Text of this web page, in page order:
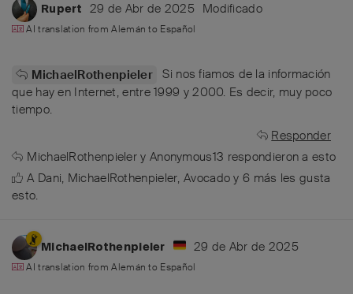
Rupert 29 de Abr de 2025 Modificado
AI translation fromAlemán to Español
MichaelRothenpieler Si nos fiamos de la información
que hay en Internet, entre 1999 y 2000. Es decir, muy poco
tiempo.
Responder
MichaelRothenpieler y Anonymous13 respondieron a esto
A Dani, MichaelRothenpieler,Avocado y6 más les gusta
esto.
MichaelRothenpieler 29 de Abr de 2025
AI translation fromAlemán to Español